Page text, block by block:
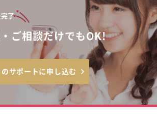
了
ご相談だけでもOK!
サポートに申し込む